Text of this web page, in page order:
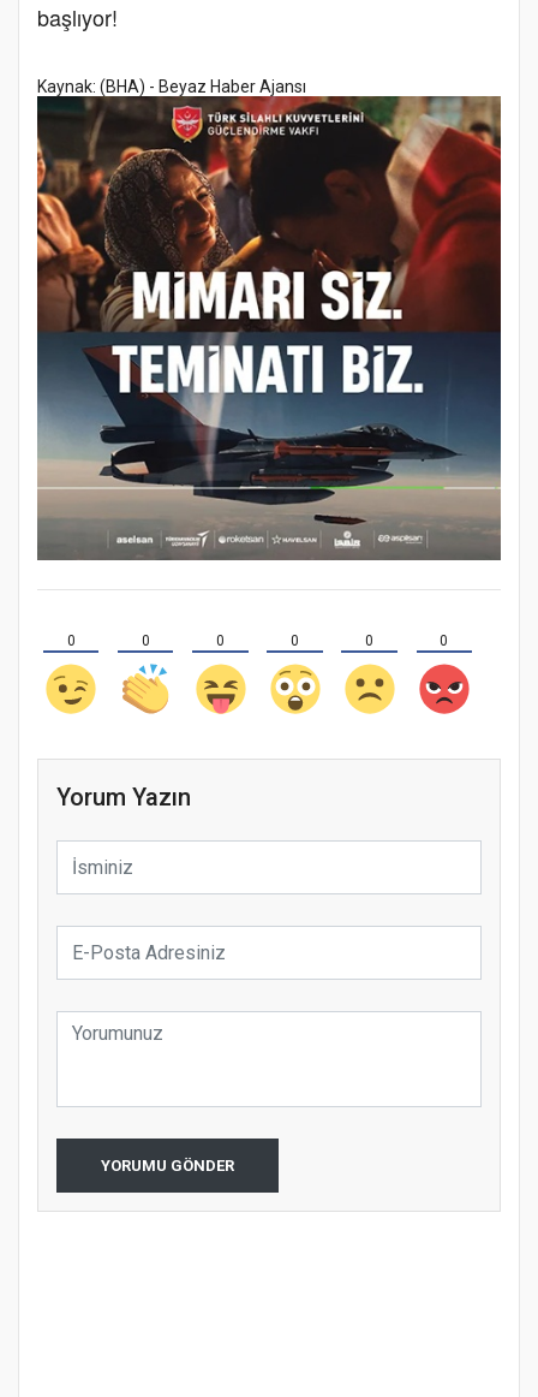
başlıyor!
Kaynak: (BHA) - Beyaz Haber Ajansı
0 0 0 0 0 0
Yorum Yazın
YORUMU GÖNDER